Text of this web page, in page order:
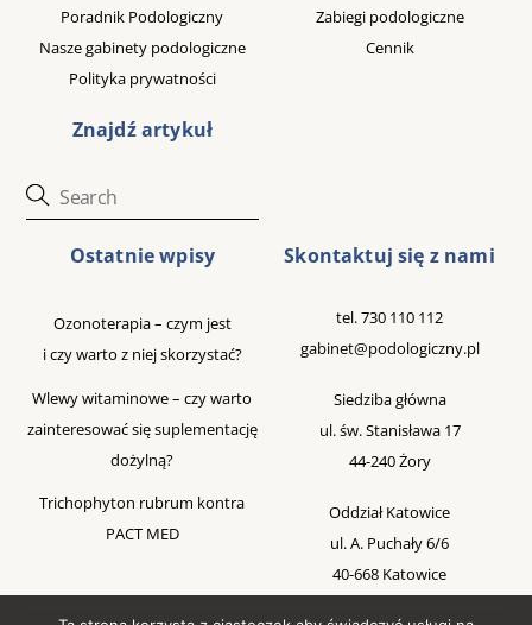
Poradnik Podologiczny
Nasze gabinety podologiczne
Polityka prywatności
Znajdź artykuł
Zabiegi podologiczne
Cennik
Ostatnie wpisy
Ozonoterapia – czym jest
i czy warto z niej skorzystać?
Wlewy witaminowe – czy warto
zainteresować się suplementację
dożylną?
Trichophyton rubrum kontra
PACT MED
Skontaktuj się z nami
tel.730 110 112
gabinet@podologiczny.pl
Siedziba główna
ul. św. Stanisława 17
44-240 Żory
Oddział Katowice
ul. A. Puchały 6/6
40-668 Katowice